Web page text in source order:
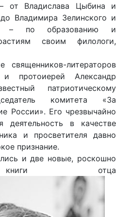
от Владислава Цыбина и
Владимира Зелинского и
– по образованию и
своим филологи,
литераторов
и протоиерей Александр
патриотическому
комитета «За
России». Его чрезвычайно
деятельность в качестве
и просветителя давно
признание.
и две новые, роскошно
отца